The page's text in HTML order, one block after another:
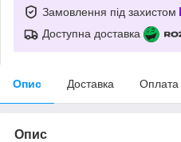
Замовлення під захистом
Доступна доставка
Опис Доставка Оплата
Опис